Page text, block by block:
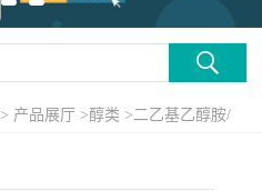
> 产品展厅 >醇类 >二乙基乙醇胺/